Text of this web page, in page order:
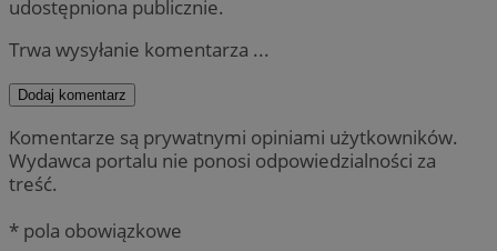
udostępniona publicznie.
Trwa wysyłanie komentarza ...
Dodaj komentarz
Komentarze są prywatnymi opiniami użytkowników.
Wydawca portalu nie ponosi odpowiedzialności za
treść.
* pola obowiązkowe